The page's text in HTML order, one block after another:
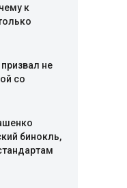
к
не
со
бинокль,